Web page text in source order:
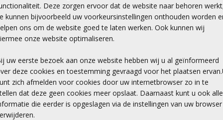
Deze zorgen ervoor dat de website naar behoren
kunnen bijvoorbeeld uw voorkeursinstellingen onthouden worden
ons om de website goed te laten werken. Ook kunnen wij
onze website optimaliseren.
uw eerste bezoek aan onze website hebben wij u al geïnformeerd
deze cookies en toestemming gevraagd voor het plaatsen
zich afmelden voor cookies door uw internetbrowser zo in te
dat deze geen cookies meer opslaat. Daarnaast kunt u ook alle
die eerder is opgeslagen via de instellingen van uw browser